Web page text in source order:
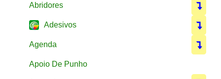
Abridores
Adesivos
Agenda
Apoio De Punho